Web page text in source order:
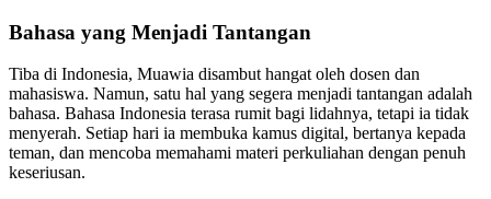
Bahasa yang Menjadi Tantangan
Tiba di Indonesia, Muawia disambut hangat oleh dosen dan
mahasiswa. Namun, satu hal yang segera menjadi tantangan adalah
bahasa. Bahasa Indonesia terasa rumit bagi lidahnya, tetapi ia tidak
menyerah. Setiap hari ia membuka kamus digital, bertanya kepada
teman, dan mencoba memahami materi perkuliahan dengan penuh
keseriusan.